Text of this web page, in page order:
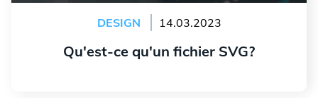
DESIGN 14.03.2023
Qu'est-ce qu'un fichier SVG?